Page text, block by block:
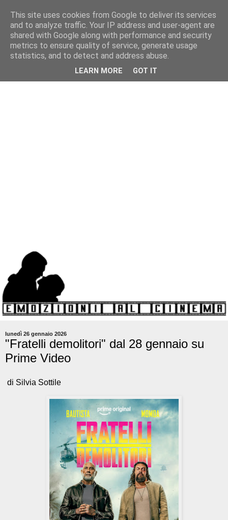
lunedì 26 gennaio 2026
"Fratelli demolitori" dal 28 gennaio su
Prime Video
di Silvia Sottile
This site uses cookies from Google to deliver its services
and to analyze traffic. Your IP address and user-agent are
shared with Google along with performance and security
metrics to ensure quality of service, generate usage
statistics, and to detect and address abuse.
LEARN MORE GOT IT